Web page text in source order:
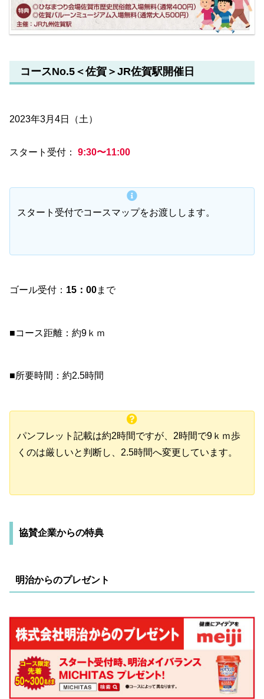
コースNo.5＜佐賀＞JR佐賀駅開催日
2023年3月4日（土）
スタート受付： 9:30〜11:00
スタート受付でコースマップをお渡しします。
ゴール受付： 15：00まで
■コース距離：約9ｋｍ
■所要時間：約2.5時間
パンフレット記載は約2時間ですが、2時間で9ｋｍ歩
くのは厳しいと判断し、2.5時間へ変更しています。
協賛企業からの特典
明治からのプレゼント